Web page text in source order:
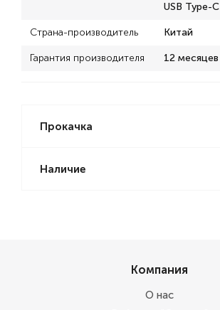
USB Type-C
Страна-производитель Китай
Гарантия производителя 12 месяцев
Прокачка
Наличие
Компания
О нас